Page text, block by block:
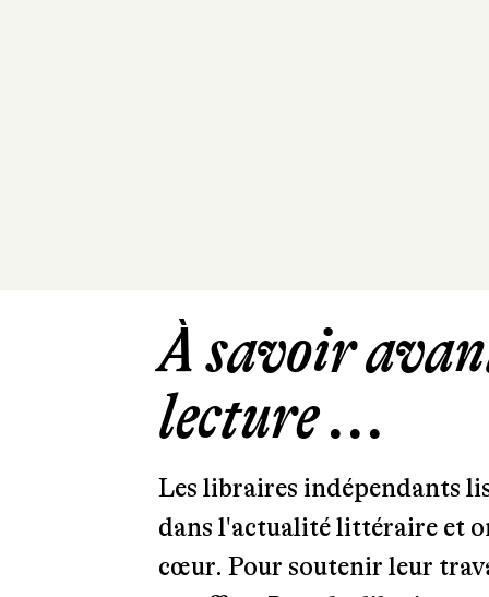
À savoir
lecture ...
Les libraires indépendants
dans l'actualité littéraire et
cœur. Pour soutenir leur